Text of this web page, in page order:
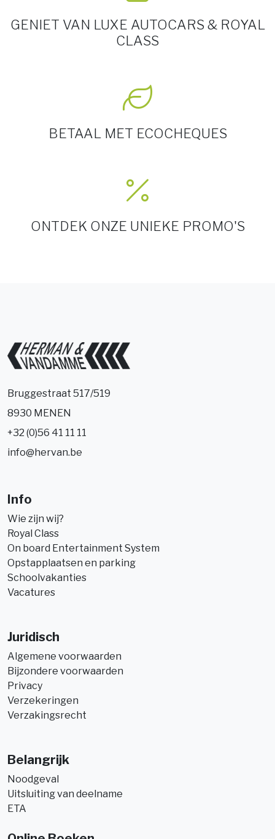
GENIET VAN LUXE AUTOCARS & ROYAL
CLASS
BETAAL MET ECOCHEQUES
ONTDEK ONZE UNIEKE PROMO'S
Bruggestraat 517/519
8930 MENEN
+32 (0)56 41 11 11
info@hervan.be
Info
Wie zijn wij?
Royal Class
On board Entertainment System
Opstapplaatsen en parking
Schoolvakanties
Vacatures
Juridisch
Algemene voorwaarden
Bijzondere voorwaarden
Privacy
Verzekeringen
Verzakingsrecht
Belangrijk
Noodgeval
Uitsluiting van deelname
ETA